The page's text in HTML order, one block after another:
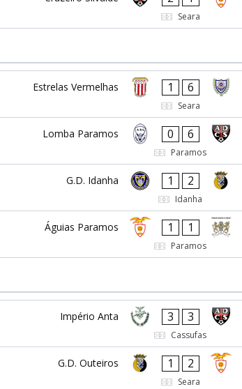
Seara
Estrelas Vermelhas 1 6
Seara
Lomba Paramos 0 6
Paramos
G.D. Idanha 1 2
Idanha
Águias Paramos 1 1
Paramos
Império Anta 3 3
Cassufas
G.D. Outeiros 1 2
Seara